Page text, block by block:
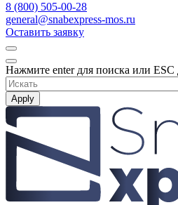
8 (800) 505-00-28
general@snabexpress-mos.ru
Оставить заявку
Нажмите enter для поиска или ESC
Apply